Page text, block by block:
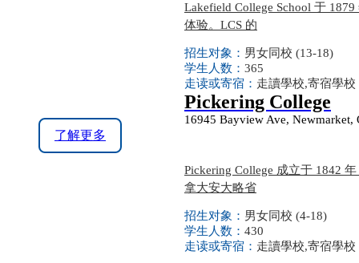
Lakefield College School 于
体验。LCS 的
招生对象： 男女同校 (13-18)
学生人数： 365
走读或寄宿： 走讀學校,寄宿學校
了解更多
Pickering College
16945 Bayview Ave, Newmarket,
Pickering College 成立于 1842
拿大安大略省
招生对象： 男女同校 (4-18)
学生人数： 430
走读或寄宿： 走讀學校,寄宿學校